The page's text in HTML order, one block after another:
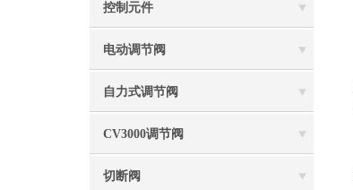
控制元件
电动调节阀
自力式调节阀
CV3000调节阀
切断阀